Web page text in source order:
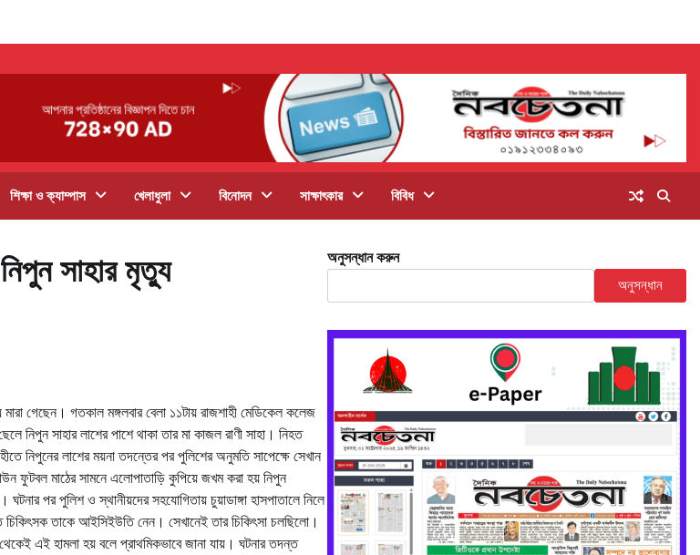
শিক্ষা ও ক্যাম্পাস খেলাধুলা বিনোদন সাক্ষাৎকার বিবিধ
সাহার মৃত্যু
গেছেন। গতকাল মঙ্গলবার বেলা ১১টায় রাজশাহী মেডিকেল কলেজ
নিপুন সাহার লাশের পাশে থাকা তার মা কাজল রাণী সাহা। নিহত
নিপুনের লাশের ময়না তদন্তের পর পুলিশের অনুমতি সাপেক্ষে সেখান
ফুটবল মাঠের সামনে এলোপাতাড়ি কুপিয়ে জখম করা হয় নিপুন
পর পুলিশ ও স্থানীয়দের সহযোগিতায় চুয়াডাঙ্গা হাসপাতালে নিলে
চিকিৎসক তাকে আইসিইউতি নেন। সেখানেই তার চিকিৎসা চলছিলো।
এই হামলা হয় বলে প্রাথমিকভাবে জানা যায়। ঘটনার তদন্ত
অনুসন্ধান করুন
অনুসন্ধান